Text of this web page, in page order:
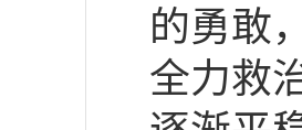
的勇敢
全力救